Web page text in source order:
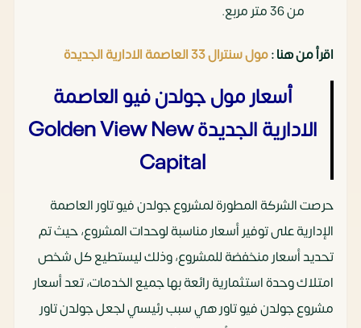
من 36 متر مربع.
اقرأ من هنا :مول سنترال 33 العاصمة الادارية الجديدة
أسعار مول جولدن فيو العاصمة
الادارية الجديدة Golden View New
Capital
حرصت الشركة المطورة لمشروع جولدن فيو تاور العاصمة
الإدارية على توفير أسعار مناسبة لوحدات المشروع، حيث تم
تحديد أسعار منخفضة للمشروع، وذلك ليستطيع كل شخص
امتلاك وحدة استثمارية رائعة بها جميع الخدمات، تعد أسعار
مشروع جولدن فيو تاور هي سبب رئيسي لجعل جولدن تاور